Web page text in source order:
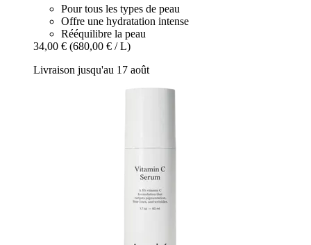
Pour tous les types de peau
Offre une hydratation intense
Rééquilibre la peau
34,00 € (680,00 € / L)
Livraison jusqu'au 17 août